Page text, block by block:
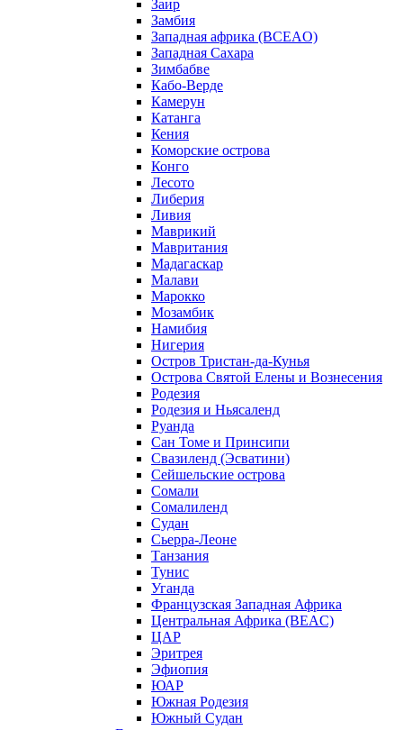
Заир
Замбия
Западная африка (BCEAO)
Западная Сахара
Зимбабве
Кабо-Верде
Камерун
Катанга
Кения
Коморские острова
Конго
Лесото
Либерия
Ливия
Маврикий
Мавритания
Мадагаскар
Малави
Марокко
Мозамбик
Намибия
Нигерия
Остров Тристан-да-Кунья
Острова Святой Елены и Вознесения
Родезия
Родезия и Ньясаленд
Руанда
Сан Томе и Принсипи
Свазиленд (Эсватини)
Сейшельские острова
Сомали
Сомалиленд
Судан
Сьерра-Леоне
Танзания
Тунис
Уганда
Французская Западная Африка
Центральная Африка (BEAC)
ЦАР
Эритрея
Эфиопия
ЮАР
Южная Родезия
Южный Судан